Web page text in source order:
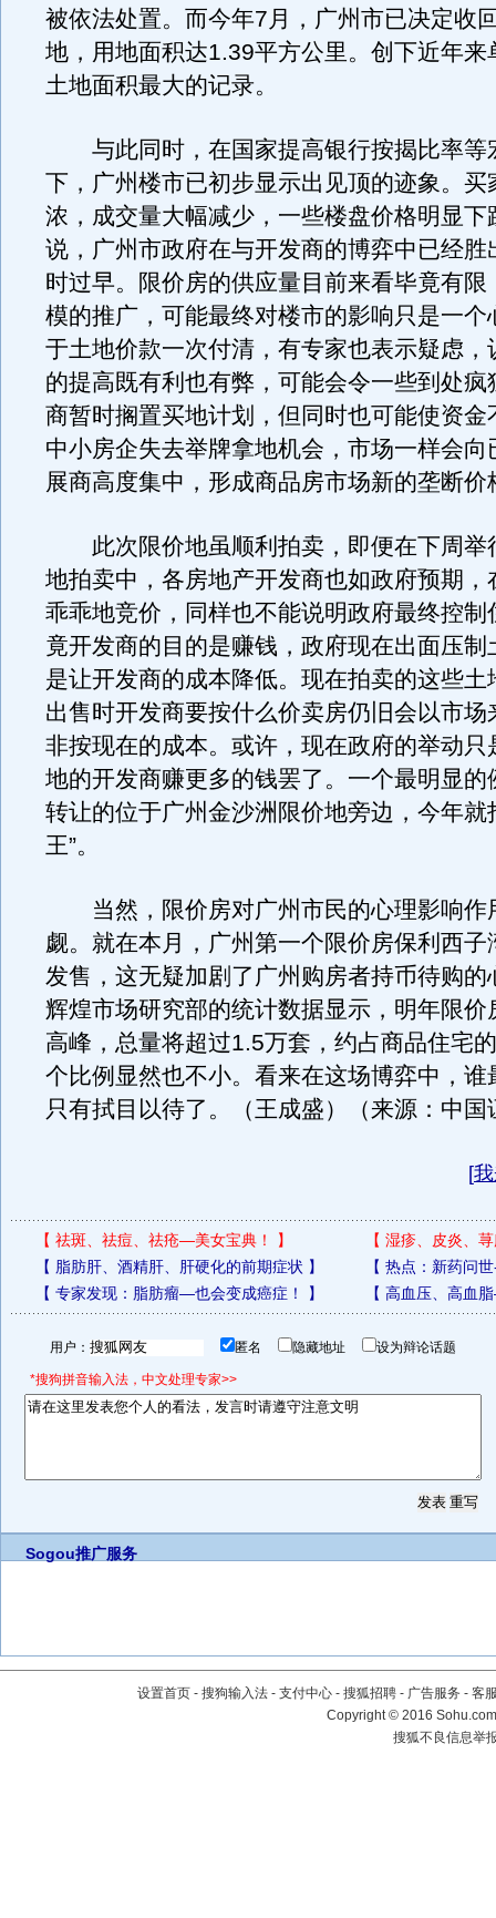
被依法处置。而今年7月，广州市已决定收
地，用地面积达1.39平方公里。创下近年来
土地面积最大的记录。
与此同时，在国家提高银行按揭比率等
下，广州楼市已初步显示出见顶的迹象。买
浓，成交量大幅减少，一些楼盘价格明显下
说，广州市政府在与开发商的博弈中已经胜
时过早。限价房的供应量目前来看毕竟有限
模的推广，可能最终对楼市的影响只是一个
于土地价款一次付清，有专家也表示疑虑，
的提高既有利也有弊，可能会令一些到处疯
商暂时搁置买地计划，但同时也可能使资金
中小房企失去举牌拿地机会，市场一样会向
展商高度集中，形成商品房市场新的垄断价
此次限价地虽顺利拍卖，即便在下周举
地拍卖中，各房地产开发商也如政府预期，
乖乖地竞价，同样也不能说明政府最终控制
竟开发商的目的是赚钱，政府现在出面压制
是让开发商的成本降低。现在拍卖的这些土
出售时开发商要按什么价卖房仍旧会以市场
非按现在的成本。或许，现在政府的举动只
地的开发商赚更多的钱罢了。一个最明显的
转让的位于广州金沙洲限价地旁边，今年就
王”。
当然，限价房对广州市民的心理影响作
觑。就在本月，广州第一个限价房保利西子
发售，这无疑加剧了广州购房者持币待购的
辉煌市场研究部的统计数据显示，明年限价
高峰，总量将超过1.5万套，约占商品住宅
个比例显然也不小。看来在这场博弈中，谁
只有拭目以待了。（王成盛）（来源：中国
[
【 祛斑、祛痘、祛疮—美女宝典！ 】 【 湿疹、皮炎、
【 脂肪肝、酒精肝、肝硬化的前期症状 】 【 热点：新药问
【 专家发现：脂肪瘤—也会变成癌症！ 】 【 高血压、高血
用户： 匿名 隐藏地址 设为辩论话题
*搜狗拼音输入法，中文处理专家>>
Sogou推广服务
设置首页 - 搜狗输入法 - 支付中心 - 搜狐招聘 - 广告服务 - 客
Copyright©2016
搜狐不良信息举